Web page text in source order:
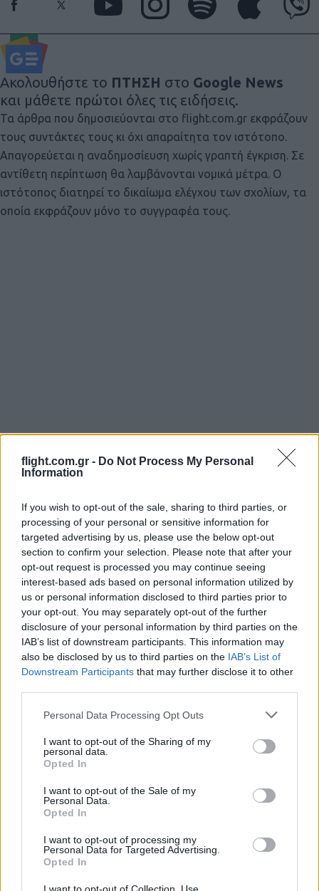
flight.com.gr - Do Not Process My Personal
Information
If you wish to opt-out of the sale, sharing to third parties, or
processing of your personal or sensitive information for
targeted advertising by us, please use the below opt-out
section to confirm your selection. Please note that after your
opt-out request is processed you may continue seeing
interest-based ads based on personal information utilized by
us or personal information disclosed to third parties prior to
your opt-out. You may separately opt-out of the further
disclosure of your personal information by third parties on the
IAB’s list of downstream participants. This information may
also be disclosed by us to third parties on the IAB’s List of
Downstream Participants that may further disclose it to other
Please note that this website/app uses one or more Google
not limited to your visit or usage behaviour. You may click to
grant or deny consent to Google and its third-party tags to
use your data for below specified purposes in below Google
consent section.
Personal Data Processing Opt Outs
I want to opt-out of the Sharing of my
personal data.
Opted In
I want to opt-out of the Sale of my
Personal Data.
Opted In
I want to opt-out of processing my
Personal Data for Targeted Advertising.
Opted In
Ροή Ειδήσεων
ΣΑΝ ΣΗΜΕΡΑ – 6 Αυγούστου 1870:
Μάχες του Spicheren και του Wörth, ο
γερμανικός στρατός διαλύει τους
Γάλλους
Ακολουθήστε το ΠΤΗΣΗ στο Google News
και μάθετε πρώτοι όλες τις ειδήσεις.
Τα άρθρα που δημοσιεύονται στο flight.com.gr εκφράζουν
τους συντάκτες τους κι όχι απαραίτητα τον ιστότοπο.
Απαγορεύεται η αναδημοσίευση χωρίς γραπτή έγκριση. Σε
αντίθετη περίπτωση θα λαμβάνονται νομικά μέτρα. Ο
ιστότοπος διατηρεί το δικαίωμα ελέγχου των σχολίων, τα
οποία εκφράζουν μόνο το συγγραφέα τους.
Please login to comment
COMMENTS